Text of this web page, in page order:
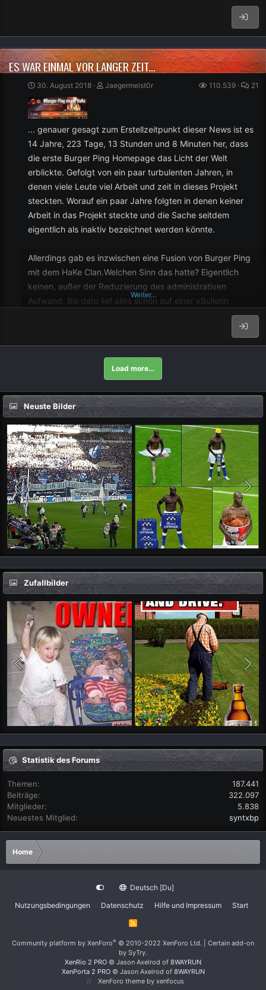
betroffen, der aber noch relativ glimpflich ausgegangen ist,
wer Interesse hat, kann die Geschichte gerne hier einmal
nachlesen:
[URL...
ES WAR EINMAL VOR LANGER ZEIT...
30. August 2018 Jaegermeist0r 110.539 21
... genauer gesagt zum Erstellzeitpunkt dieser News ist es
14 Jahre, 223 Tage, 13 Stunden und 8 Minuten her, dass
die erste Burger Ping Homepage das Licht der Welt
erblickte. Gefolgt von ein paar turbulenten Jahren, in
denen viele Leute viel Arbeit und zeit in dieses Projekt
steckten. Worauf ein paar Jahre folgten in denen keiner
Arbeit in das Projekt steckte und die Sache seitdem
eigentlich als inaktiv bezeichnet werden könnte.
Allerdings gab es inzwischen eine Fusion von Burger Ping
mit dem HaKe Clan.Welchen Sinn das hatte? Eigentlich
keinen, außer der Reduzierung des administrativen
Aufwand. Bis dato lief alles schön auf einer vBulletin
unterschiedliche Anzeige und einen unterschiedlichen Style
für beide Foren.
Im Zuge der Modernisierung wechseln wir mit dem
Sicherheit, also auch Modernisierung als Grund.
Der Status des neuen System ist "noch nicht...
Weiter…
Load more…
Neuste Bilder
Zufallbilder
Statistik des Forums
Themen
187.441
Beiträge
322.097
Mitglieder
5.838
Neuestes Mitglied
syntxbp
Home
Deutsch [Du]
Nutzungsbedingungen
Datenschutz Hilfe und Impressum Start
R
Community platform by XenForo® © 2010-2022 XenForo Ltd.
Certain add-on
by SyTry.
XenRio 2 PRO © Jason Axelrod of 8WAYRUN
XenPorta 2 PRO© Jason Axelrod of 8WAYRUN
XenForo theme by xenfocus